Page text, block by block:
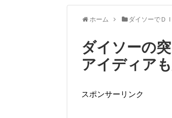
ホーム ダイソーでＤ
ダイソーの
アイディア
スポンサーリンク